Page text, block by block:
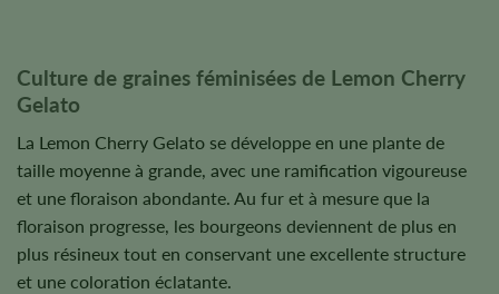
Culture de graines féminisées de Lemon Cherry
Gelato
La Lemon Cherry Gelato se développe en une plante de
taille moyenne à grande, avec une ramification vigoureuse
et une floraison abondante. Au fur et à mesure que la
floraison progresse, les bourgeons deviennent de plus en
plus résineux tout en conservant une excellente structure
et une coloration éclatante.